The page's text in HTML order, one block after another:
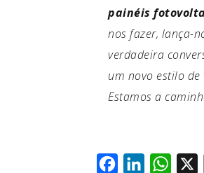
painéis
nos fazer, lança-
verdadeira
um novo estilo
Estamos a
W